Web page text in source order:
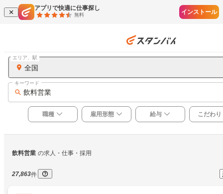
アプリで快適に仕事探し
無料 インストール
全国
エリア、駅
飲料営業
キーワード
職種 雇用形態 給与 こだわり
飲料営業 の求人・仕事・採用
27,863件